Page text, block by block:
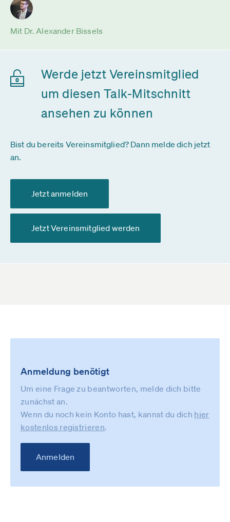
Mit Dr. Alexander Bissels
Werde jetzt Vereinsmitglied
um diesen Talk-Mitschnitt
ansehen zu können
Bist du bereits Vereinsmitglied? Dann melde dich jetzt
an.
Jetzt anmelden
Jetzt Vereinsmitglied werden
Anmeldung benötigt
Um eine Frage zu beantworten, melde dich bitte
zunächst an.
Wenn du noch kein Konto hast, kannst du dich hier
kostenlos registrieren.
Anmelden